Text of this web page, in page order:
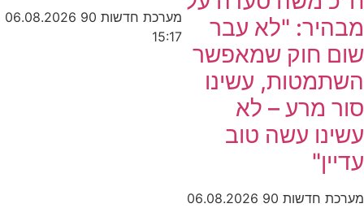
מבהיר: "לא עבר
שום חוק שמאפשר
השתמטות, עשינו
סור מרע – לא
עשינו עשה טוב
עדיין"
מערכת חדשות 90
06.08.2026
מערכת חדשות 90
06.08.2026
15:17